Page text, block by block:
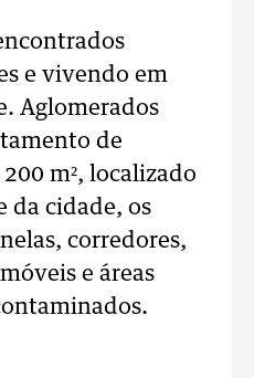
e vivendo em
Aglomerados
de
m², localizado
da cidade, os
corredores,
e áreas